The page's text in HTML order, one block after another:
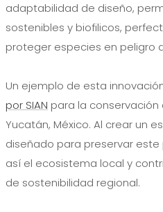
adaptabilidad de diseño,
sostenibles y biofilicos,
proteger especies en peligro
Un ejemplo de esta
por SIAN para la
Yucatán, México. Al crear un
diseñado para preservar
así el ecosistema local y
de sostenibilidad regional.